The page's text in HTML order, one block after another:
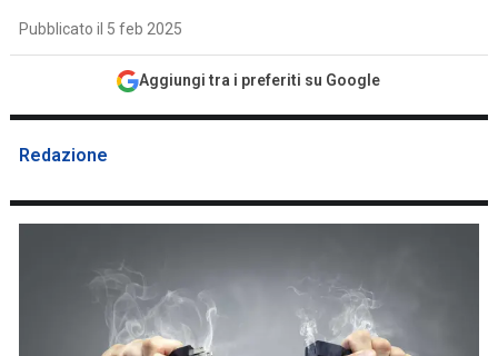
Pubblicato il 5 feb 2025
Aggiungi tra i preferiti su Google
Redazione